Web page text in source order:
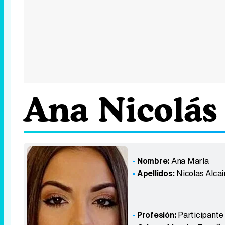
Ana Nicolás
Nombre:Ana María
Apellidos:Nicolas
Profesión:Participante